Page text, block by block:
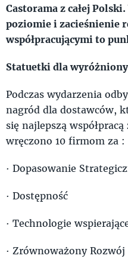
Castorama z całej
poziomie i zacieśnienie
współpracującymi to
Statuetki dla
Podczas wydarzenia
nagród dla dostawców,
się najlepszą
wręczono 10 firmom za :
· Dopasowanie
· Dostępność
· Technologie
· Zrównoważony Rozwój